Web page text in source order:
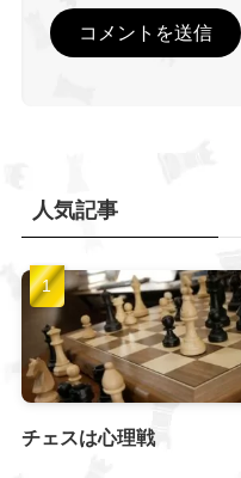
人気記事
チェスは心理戦